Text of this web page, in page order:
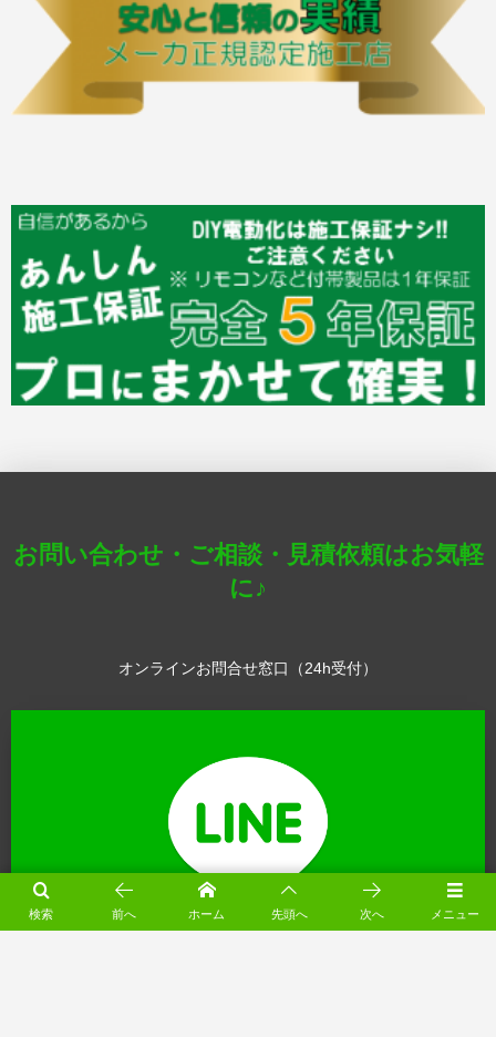
お問い合わせ・ご相談・見積依頼はお気軽
に♪
オンラインお問合せ窓口（24h受付）
メニュー
検索 前へ ホーム 先頭へ 次へ